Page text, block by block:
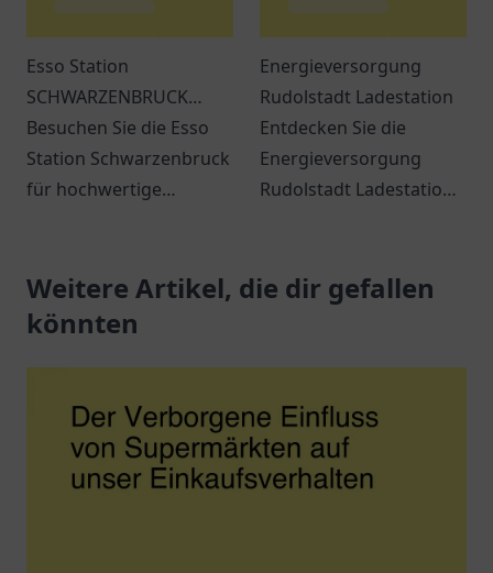
Esso Station
SCHWARZENBRUCK
Regensburger Str. 2a
Besuchen Sie die Esso
Station Schwarzenbruck
für hochwertige
Immer beste Qualität in
der Nähe!
Energieversorgung
Rudolstadt Ladestation
Entdecken Sie die
Energieversorgung
Rudolstadt Ladestation
der Region.
Weitere Artikel, die dir gefallen
könnten